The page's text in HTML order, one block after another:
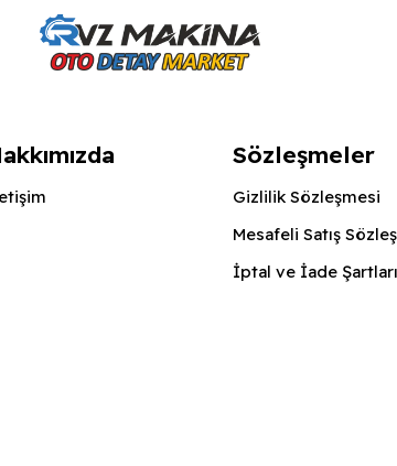
Sözleşmeler
Gizlilik Sözleşmesi
Mesafeli Satış
İptal ve İade Şartları